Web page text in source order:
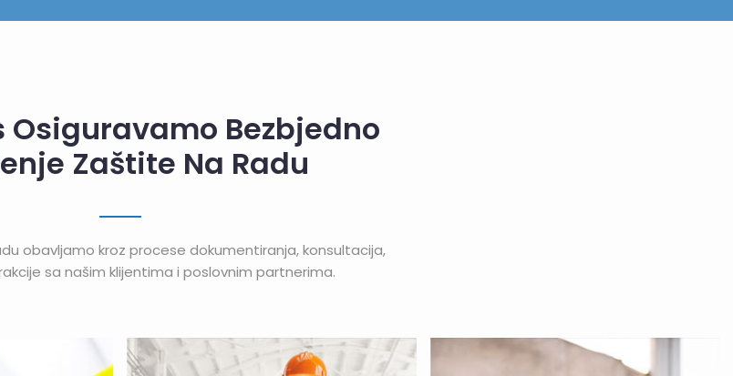
Osiguravamo Bezbjedno
Zaštite Na Radu
obavljamo kroz procese dokumentiranja, konsultacija,
sa našim klijentima i poslovnim partnerima.